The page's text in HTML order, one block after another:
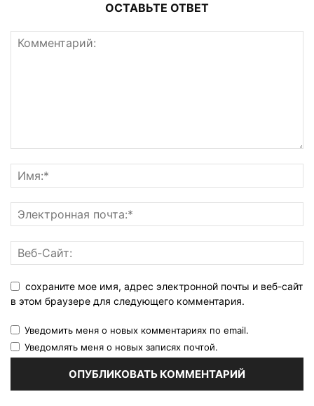
ОСТАВЬТЕ ОТВЕТ
сохраните мое имя, адрес электронной почты и веб-сайт
в этом браузере для следующего комментария.
Уведомить меня о новых комментариях по email.
Уведомлять меня о новых записях почтой.